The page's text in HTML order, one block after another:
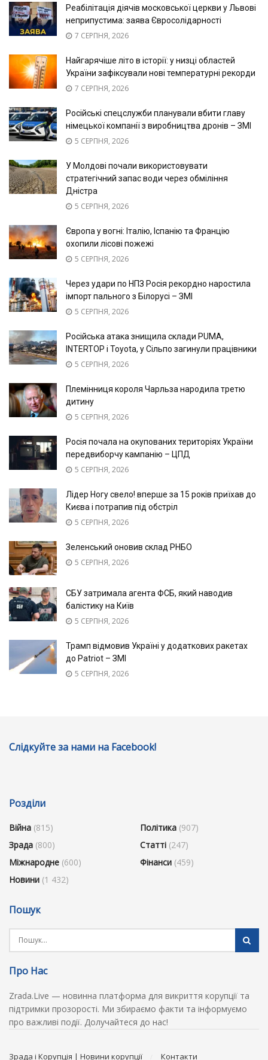
Реабілітація діячів московської церкви у Львові
неприпустима: заява Євросолідарності
7 СЕРПНЯ, 2026
Найгарячіше літо в історії: у низці областей
України зафіксували нові температурні рекорди
7 СЕРПНЯ, 2026
Російські спецслужби планували вбити главу
німецької компанії з виробництва дронів – ЗМІ
5 СЕРПНЯ, 2026
У Молдові почали використовувати
стратегічний запас води через обміління
Дністра
5 СЕРПНЯ, 2026
Європа у вогні: Італію, Іспанію та Францію
охопили лісові пожежі
5 СЕРПНЯ, 2026
Через удари по НПЗ Росія рекордно наростила
імпорт пального з Білорусі – ЗМІ
5 СЕРПНЯ, 2026
Російська атака знищила склади PUMA,
INTERTOP і Toyota, у Сільпо загинули працівники
5 СЕРПНЯ, 2026
Племінниця короля Чарльза народила третю
дитину
5 СЕРПНЯ, 2026
Росія почала на окупованих територіях України
передвиборчу кампанію – ЦПД
5 СЕРПНЯ, 2026
Лідер Ногу свело! вперше за 15 років приїхав до
Києва і потрапив під обстріл
5 СЕРПНЯ, 2026
Зеленський оновив склад РНБО
5 СЕРПНЯ, 2026
СБУ затримала агента ФСБ, який наводив
балістику на Київ
5 СЕРПНЯ, 2026
Трамп відмовив Україні у додаткових ракетах
до Patriot – ЗМІ
5 СЕРПНЯ, 2026
Слідкуйте за нами на Facebook!
Розділи
Війна (815)
Зрада (800)
Міжнародне (600)
Новини (1 432)
Політика (907)
Статті (247)
Фінанси (459)
Пошук
Про Нас
Zrada.Live — новинна платформа для викриття корупції та
підтримки прозорості. Ми збираємо факти та інформуємо
про важливі події. Долучайтеся до нас!
Зрада і Корупція | Новини корупції Контакти